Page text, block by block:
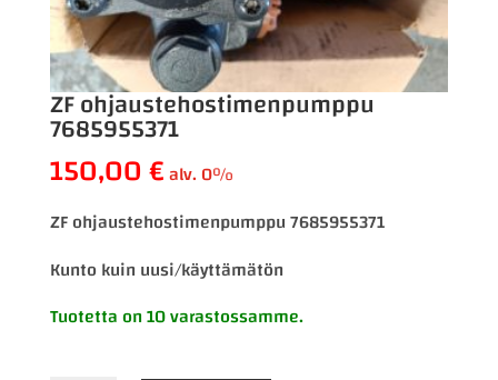
ZF ohjaustehostimenpumppu
7685955371
150,00€alv. 0%
ZF ohjaustehostimenpumppu 7685955371
Kunto kuin uusi/käyttämätön
Tuotetta on 10 varastossamme.